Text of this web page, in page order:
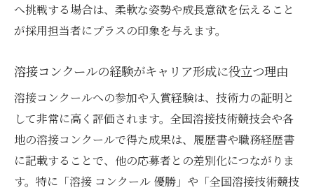
へ挑戦する場合は、柔軟な姿勢や成長意欲を伝えること
が採用担当者にプラスの印象を与えます。
溶接コンクールの経験がキャリア形成に役立つ理由
溶接コンクールへの参加や入賞経験は、技術力の証明と
して非常に高く評価されます。全国溶接技術競技会や各
地の溶接コンクールで得た成果は、履歴書や職務経歴書
に記載することで、他の応募者との差別化につながりま
す。特に「溶接 コンクール 優勝」や「全国溶接技術競技